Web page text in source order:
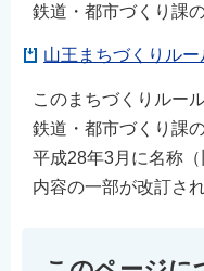
鉄道・都市づくり課
山王まちづくりルー
このまちづくりルー
鉄道・都市づくり課
平成28年3月に名称
内容の一部が改訂さ